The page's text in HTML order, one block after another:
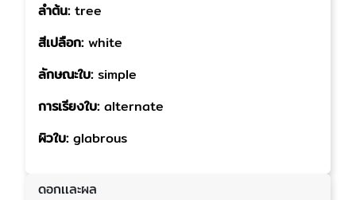
ลำต้น: tree
สีเปลือก: white
ลักษณะใบ: simple
การเรียงใบ: alternate
ผิวใบ: glabrous
ดอกเเละผล